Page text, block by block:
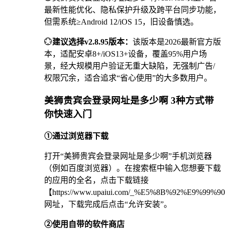
最新性能优化、隐私保护升级及跨平台同步功能，
但需系统≥Android 12/iOS 15，旧设备慎选。
💮建议选择v2.8.95版本： 该版本是2026最新官方版
本，适配安卓8+/iOS13+设备，覆盖95%用户场
景，经大规模用户验证无重大缺陷，无强制广告/
权限冗余，适合追求“省心使用”的大多数用户。
美狮贵宾会登录网址是多少啊 3种方式带
你快速入门
①通过浏览器下载
打开“美狮贵宾会登录网址是多少啊”手机浏览器
（例如百度浏览器）。在搜索框中输入您想要下载
的应用的全名，点击下载链接
【https://www.upaiui.com/
网址，下载完成后点击“允许安装”。
②使用自带的软件商店